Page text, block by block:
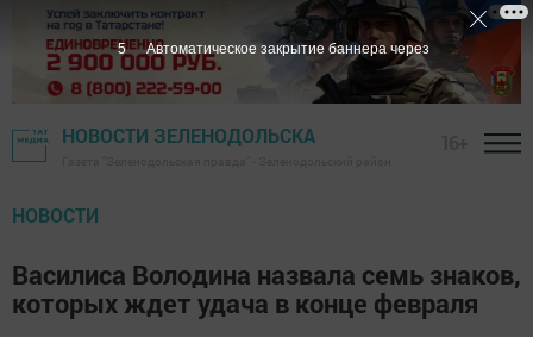
НОВОСТИ ЗЕЛЕНОДОЛЬСКА
НОВОСТИ
Василиса Володина назвала семь знаков,
которых ждет удача в конце февраля
4 Автоматическое закрытие баннера через